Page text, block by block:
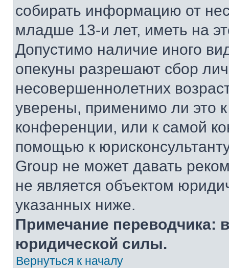
собирать информацию от
младше 13-и лет, иметь на
Допустимо наличие иного
опекуны разрешают сбор
несовершеннолетних
уверены, применимо ли это
конференции, или к самой
помощью к
Group не может давать
не является объектом
указанных ниже.
Примечание переводчика:
юридической силы.
Вернуться к началу